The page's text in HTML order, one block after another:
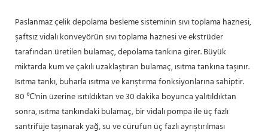
Paslanmaz çelik depolama besleme sisteminin sıvı toplama haznesi,
şaftsız vidalı konveyörün sıvı toplama haznesi ve ekstrüder
tarafından üretilen bulamaç, depolama tankına girer. Büyük
miktarda kum ve çakılı uzaklaştıran bulamaç, ısıtma tankına taşınır.
Isıtma tankı, buharla ısıtma ve karıştırma fonksiyonlarına sahiptir.
80 ℃'nin üzerine ısıtıldıktan ve 30 dakika boyunca yalıtıldıktan
sonra, ısıtma tankındaki bulamaç, bir vidalı pompa ile üç fazlı
santrifüje taşınarak yağ, su ve cürufun üç fazlı ayrıştırılması